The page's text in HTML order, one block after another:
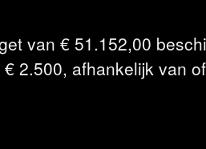
van € 51.152,00
2.500, afhankelijk van